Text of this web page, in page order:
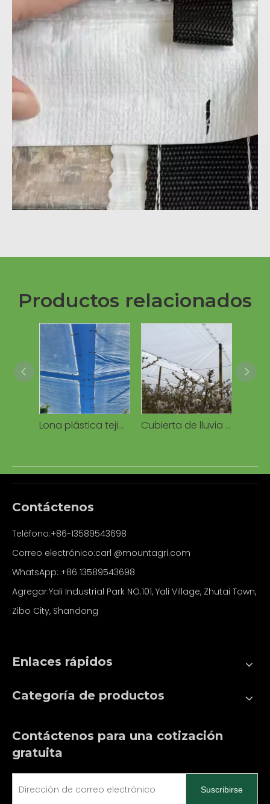
Productos relacionados
Lona plástica tejida cubierta de lluvia para huerto, resistente al agua a los rayos UV, antigoteo para cerezos/viñedos Cubierta de lluvia para huerto de cerezos, lona de PE, cubierta de tela tejida para cerezo
Contáctenos
Teléfono:+86-13589543698
Correo electrónico:carl @mountagri.com
WhatsApp: +86 13589543698
Agregar:Yali Industrial Park NO.101, Yali Village, Zhutai Town,
Zibo City, Shandong
Enlaces rápidos
Categoría de productos
Contáctenos para una cotización
gratuita
Suscribirse